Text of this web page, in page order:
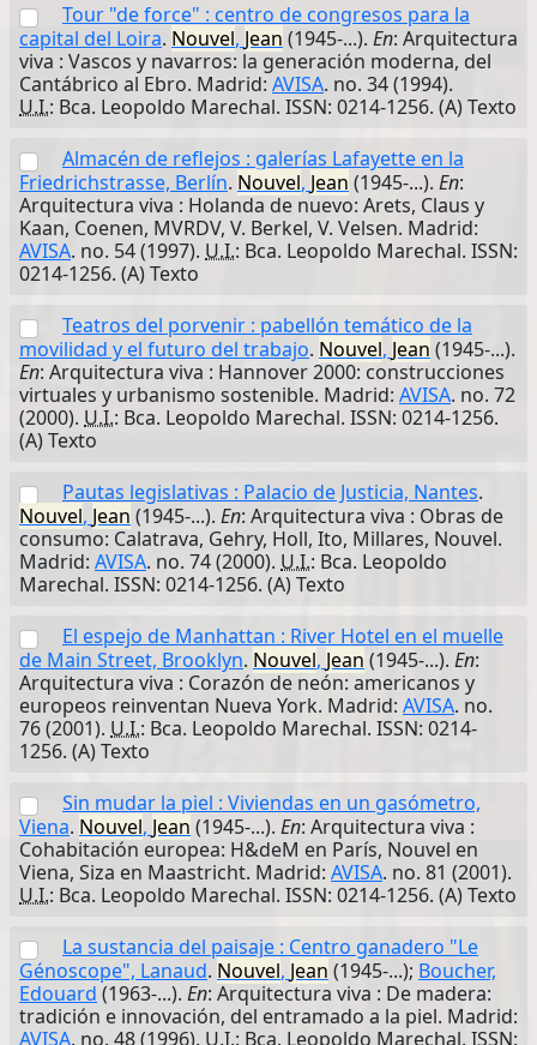
Tour "de force" : centro de congresos para la
capital del Loira. Nouvel, Jean (1945-...). En: Arquitectura
viva : Vascos y navarros: la generación moderna, del
Cantábrico al Ebro. Madrid: AVISA. no. 34 (1994).
U.I.: Bca. Leopoldo Marechal. ISSN: 0214-1256. (A) Texto
Almacén de reflejos : galerías Lafayette en la
Friedrichstrasse, Berlín. Nouvel, Jean (1945-...). En:
Arquitectura viva : Holanda de nuevo: Arets, Claus y
Kaan, Coenen, MVRDV, V. Berkel, V. Velsen. Madrid:
AVISA. no. 54 (1997). U.I.: Bca. Leopoldo Marechal. ISSN:
0214-1256. (A) Texto
Teatros del porvenir : pabellón temático de la
movilidad y el futuro del trabajo. Nouvel, Jean (1945-...).
En: Arquitectura viva : Hannover 2000: construcciones
virtuales y urbanismo sostenible. Madrid: AVISA. no. 72
(2000). U.I.: Bca. Leopoldo Marechal. ISSN: 0214-1256.
(A) Texto
Pautas legislativas : Palacio de Justicia, Nantes.
Nouvel, Jean (1945-...). En: Arquitectura viva : Obras de
consumo: Calatrava, Gehry, Holl, Ito, Millares, Nouvel.
Madrid: AVISA. no. 74 (2000). U.I.: Bca. Leopoldo
Marechal. ISSN: 0214-1256. (A) Texto
El espejo de Manhattan : River Hotel en el muelle
de Main Street, Brooklyn. Nouvel, Jean (1945-...). En:
Arquitectura viva : Corazón de neón: americanos y
europeos reinventan Nueva York. Madrid: AVISA. no.
76 (2001). U.I.: Bca. Leopoldo Marechal. ISSN: 0214-
1256. (A) Texto
Sin mudar la piel : Viviendas en un gasómetro,
Viena. Nouvel, Jean (1945-...). En: Arquitectura viva :
Cohabitación europea: H&deM en París, Nouvel en
Viena, Siza en Maastricht. Madrid: AVISA. no. 81 (2001).
U.I.: Bca. Leopoldo Marechal. ISSN: 0214-1256. (A) Texto
La sustancia del paisaje : Centro ganadero "Le
Génoscope", Lanaud. Nouvel, Jean (1945-...); Boucher,
Edouard (1963-...). En: Arquitectura viva : De madera:
tradición e innovación, del entramado a la piel. Madrid:
AVISA. no. 48 (1996). U.I.: Bca. Leopoldo Marechal. ISSN: